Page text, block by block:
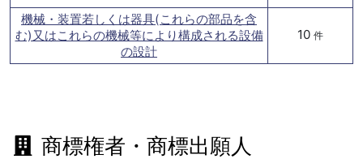
機械・装置若しくは器具(これらの部品を含
む)又はこれらの機械等により構成される設備
の設計
10 件
商標権者・商標出願人